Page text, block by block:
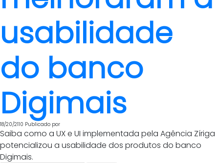
usabilidade
do banco
Digimais
18/20/2110 Publicado por
Saiba como a UX e UI implementada pela Agência Zíriga
potencializou a usabilidade dos produtos do banco
Digimais.